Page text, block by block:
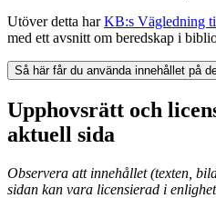
Utöver detta harKB:s Vägledning
med ett avsnitt om beredskap i
Så här får du använda innehållet på
Upphovsrätt och
aktuell sida
Observera att innehållet (texten,
sidan kan vara licensierad i